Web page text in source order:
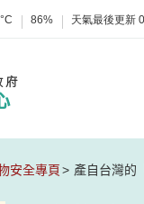
86% 天氣最後更新
安全專頁 產自台灣的